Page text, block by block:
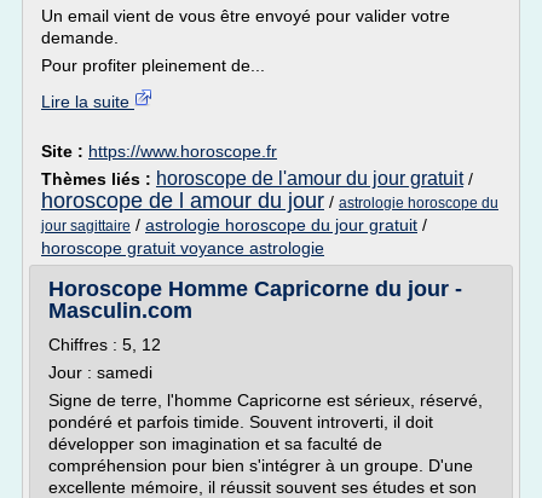
Un email vient de vous être envoyé pour valider votre
demande.
Pour profiter pleinement de...
Lire la suite
Site : https://www.horoscope.fr
Thèmes liés : horoscope de l'amour du jour gratuit/
horoscope de l amour du jour / astrologie horoscope du
jour sagittaire / astrologie horoscope du jour gratuit /
horoscope gratuit voyance astrologie
Horoscope Homme Capricorne du jour -
Masculin.com
Chiffres : 5, 12
Jour : samedi
Signe de terre, l'homme Capricorne est sérieux, réservé,
pondéré et parfois timide. Souvent introverti, il doit
développer son imagination et sa faculté de
compréhension pour bien s'intégrer à un groupe. D'une
excellente mémoire, il réussit souvent ses études et son